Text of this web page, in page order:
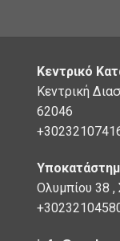
Κεντρικό
Κεντρική
62046
Ολυμπίου 38 ,